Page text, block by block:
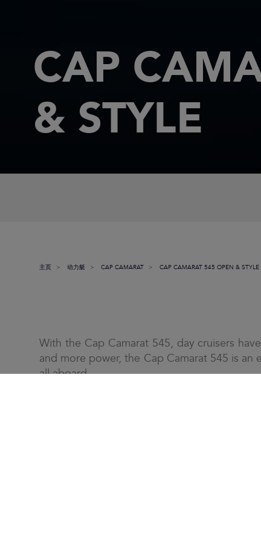
CAP
& STYLE
主页 动力艇 CAP CAMARAT CAP CAMARAT 545 OPEN & STYLE
With the Cap Camarat 545, day cruisers
and more power, the Cap Camarat 545 is
all aboard.